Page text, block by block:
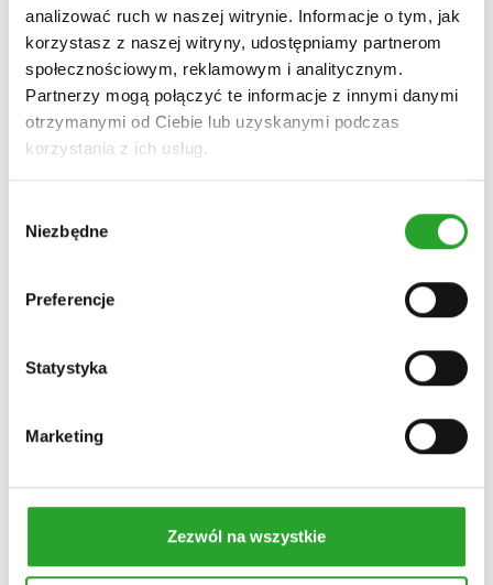
analizować ruch w naszej witrynie. Informacje o tym, jak
korzystasz z naszej witryny, udostępniamy partnerom
społecznościowym, reklamowym i analitycznym.
Partnerzy mogą połączyć te informacje z innymi danymi
otrzymanymi od Ciebie lub uzyskanymi podczas
korzystania z ich usług.
zgody
Niezbędne
Preferencje
Statystyka
Marketing
Zezwól na wszystkie
włosy wypadające, dla kobiet
KONICZYNKOWA WŁOSOMYJKA
szampon do włosów wypadających dla KOBIET
47,00